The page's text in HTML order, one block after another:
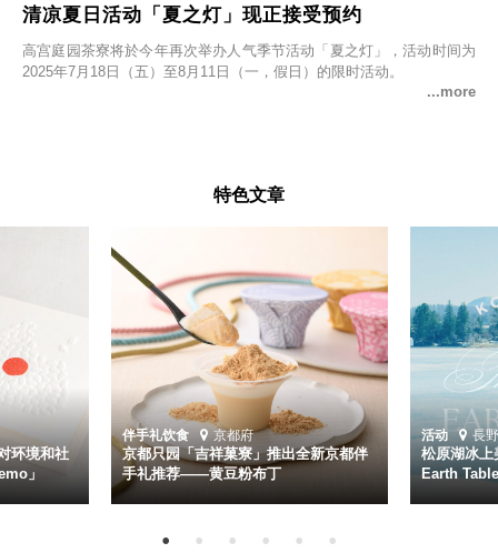
清凉夏日活动「夏之灯」现正接受预约
高宫庭园茶寮将於今年再次举办人气季节活动「夏之灯」，活动时间为
2025年7月18日（五）至8月11日（一，假日）的限时活动。
特色文章
环境和社
」
伴手礼饮食 京都府
京都只园「吉祥菓寮」推出全新京都伴
手礼推荐——黄豆粉布丁
活动 長
松原湖冰
Earth